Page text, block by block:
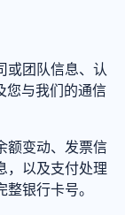
或团队信息、认
您与我们的通信
额变动、发票信
，以及支付处理
银行卡号。